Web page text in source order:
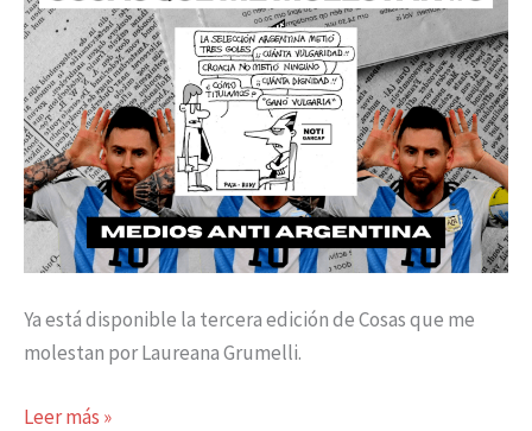
Ya está disponible la tercera edición de Cosas que me
molestan por Laureana Grumelli.
medios
anti-
Argentina
Leer más »